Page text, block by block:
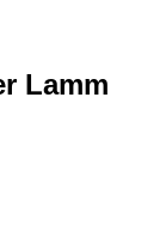
Lamm